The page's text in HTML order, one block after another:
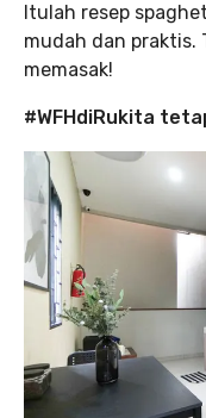
Itulah resep
mudah dan praktis.
memasak!
#WFHdiRukita